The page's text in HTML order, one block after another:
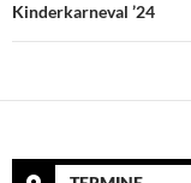
Kinderkarneval ’24